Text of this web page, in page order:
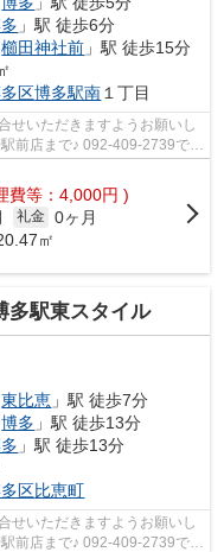
」駅 徒歩6分
櫛田神社前 」駅 徒歩15分
区博多駅南１丁目
せいただきますようお願いし
前店まで♪ 092-409-2739で
費等：4,000円 )
礼金 0ヶ月
㎡
多駅東スタイル
東比恵 」駅 徒歩7分
博多 」駅 徒歩13分
」駅 徒歩13分
区比恵町
せいただきますようお願いし
前店まで♪ 092-409-2739で